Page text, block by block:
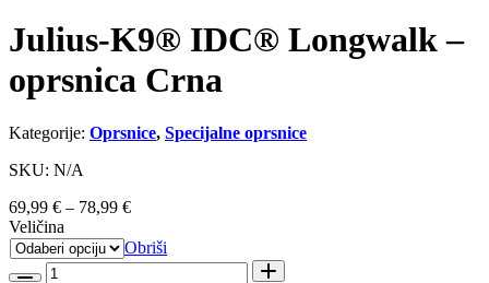
Julius-K9® IDC® Longwalk –
oprsnica Crna
Kategorije: Oprsnice, Specijalne oprsnice
SKU: N/A
69,99 € – 78,99 €Raspon
od
69,99 €
Veličina
Obriši
Julius-